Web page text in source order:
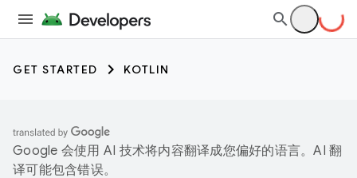
GET STARTED KOTLIN
Google 会使用 AI 技术将内容翻译成您偏好的语言。AI 翻
译可能包含错误。